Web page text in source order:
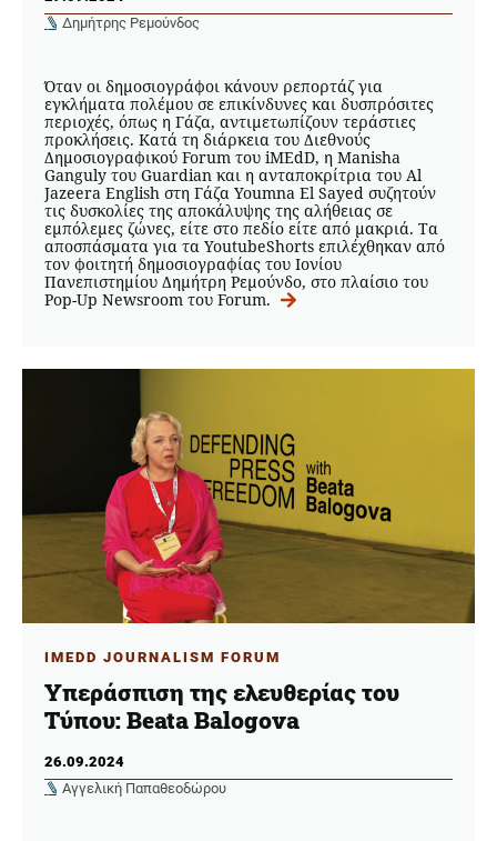
Δημήτρης Ρεμούνδος
Όταν οι δημοσιογράφοι κάνουν ρεπορτάζ για
εγκλήματα πολέμου σε επικίνδυνες και δυσπρόσιτες
περιοχές, όπως η Γάζα, αντιμετωπίζουν τεράστιες
προκλήσεις. Κατά τη διάρκεια του Διεθνούς
Δημοσιογραφικού Forum του iMEdD, η Manisha
Ganguly του Guardian και η ανταποκρίτρια του Al
Jazeera English στη Γάζα Youmna El Sayed συζητούν
τις δυσκολίες της αποκάλυψης της αλήθειας σε
εμπόλεμες ζώνες, είτε στο πεδίο είτε από μακριά. Τα
αποσπάσματα για τα YoutubeShorts επιλέχθηκαν από
τον φοιτητή δημοσιογραφίας του Ιονίου
Πανεπιστημίου Δημήτρη Ρεμούνδο, στο πλαίσιο του
Pop-Up Newsroom του Forum.
IMEDD JOURNALISM FORUM
Υπεράσπιση της ελευθερίας του
Τύπου: Beata Balogova
26.09.2024
Αγγελική Παπαθεοδώρου